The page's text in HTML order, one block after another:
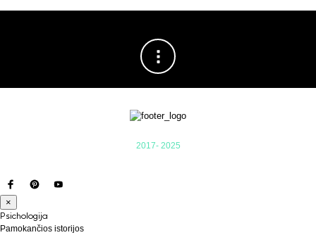
2017- 2025
×
Psichologija
Pamokančios istorijos